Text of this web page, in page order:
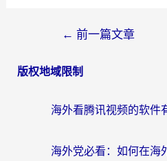
← 前一篇文章
版权地域限制